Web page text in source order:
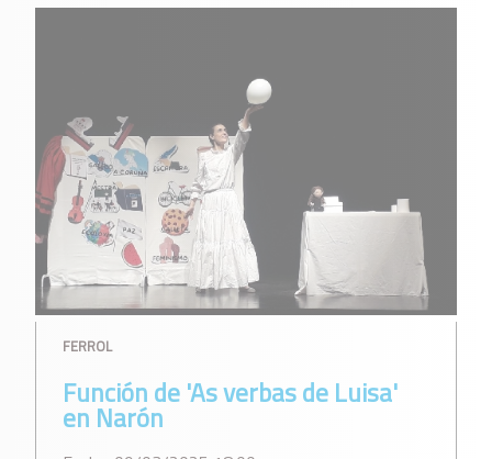
FERROL
Función de 'As verbas de Luisa'
en Narón